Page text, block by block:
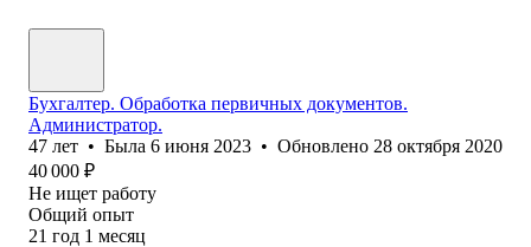
Бухгалтер. Обработка первичных документов.
Администратор.
47 лет • Была 6 июня 2023 • Обновлено 28 октября 2020
40 000 ₽
Не ищет работу
Общий опыт
21 год 1 месяц